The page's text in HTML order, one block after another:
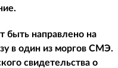
быть направлено на
в один из моргов СМЭ.
свидетельства о